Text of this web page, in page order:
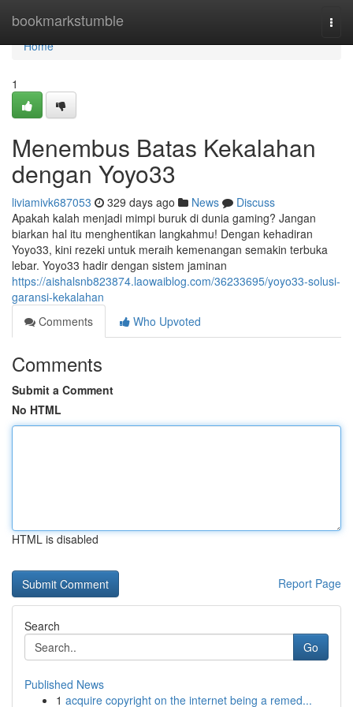
bookmarkstumble
Home
Home
1
Menembus Batas Kekalahan
dengan Yoyo33
liviamivk687053 329 days ago News
Discuss
Apakah kalah menjadi mimpi buruk di dunia gaming? Jangan
biarkan hal itu menghentikan langkahmu! Dengan kehadiran
Yoyo33, kini rezeki untuk meraih kemenangan semakin terbuka
lebar. Yoyo33 hadir dengan sistem jaminan
https://aishalsnb823874.laowaiblog.com/36233695/yoyo33-solusi-
garansi-kekalahan
Comments
Who Upvoted
Comments
Submit a Comment
No HTML
HTML is disabled
Report Page
Search
Go
Published News
1 acquire copyright on the internet being a remed...